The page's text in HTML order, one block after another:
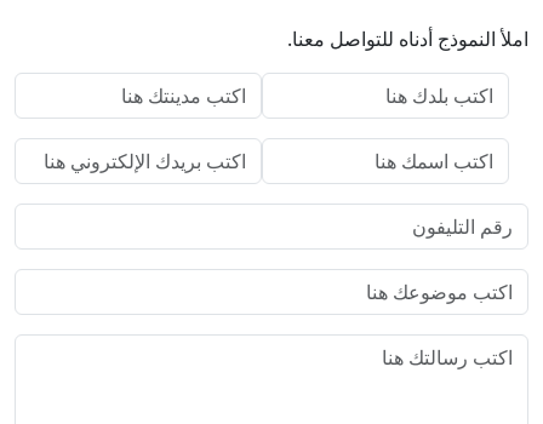
املأ النموذج أدناه للتواصل معنا.